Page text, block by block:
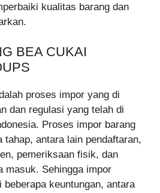
kualitas barang dan
BEA CUKAI
proses impor yang di
dan regulasi yang telah di
Proses impor barang
tahap, antara lain pendaftaran,
pemeriksaan fisik, dan
masuk. Sehingga impor
beberapa keuntungan, antara